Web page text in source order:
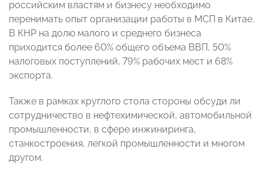
российским властям и бизнесу необходимо
перенимать опыт организации работы в МСП в Китае.
В КНР на долю малого и среднего бизнеса
приходится более 60% общего объема ВВП, 50%
налоговых поступлений, 79% рабочих мест и 68%
экспорта.
Также в рамках круглого стола стороны обсуди ли
сотрудничество в нефтехимической, автомобильной
промышленности, в сфере инжиниринга,
станкостроения, легкой промышленности и многом
другом.